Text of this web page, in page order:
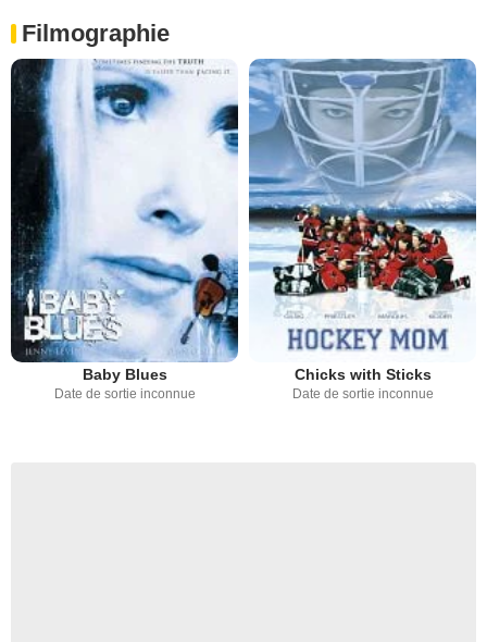
Filmographie
Baby Blues
Date de sortie inconnue
Chicks with Sticks
Date de sortie inconnue